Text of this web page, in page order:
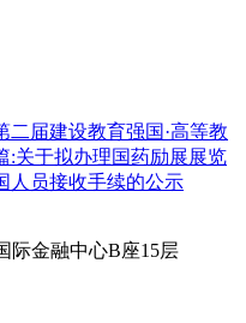
二届建设教育强国·高等教
:关于拟办理国药励展展览
人员接收手续的公示
际金融中心B座15层